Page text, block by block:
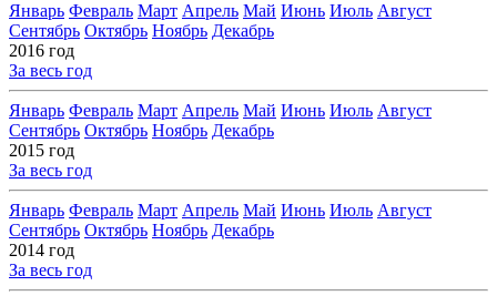
Январь Февраль Март Апрель Май Июнь Июль Август
Сентябрь Октябрь Ноябрь Декабрь
2016 год
За весь год
Январь Февраль Март Апрель Май Июнь Июль Август
Сентябрь Октябрь Ноябрь Декабрь
2015 год
За весь год
Январь Февраль Март Апрель Май Июнь Июль Август
Сентябрь Октябрь Ноябрь Декабрь
2014 год
За весь год